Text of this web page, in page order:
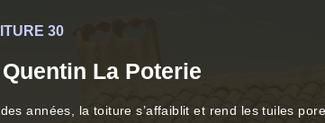
30
La Poterie
années, la toiture s’affaiblit et rend les tuiles